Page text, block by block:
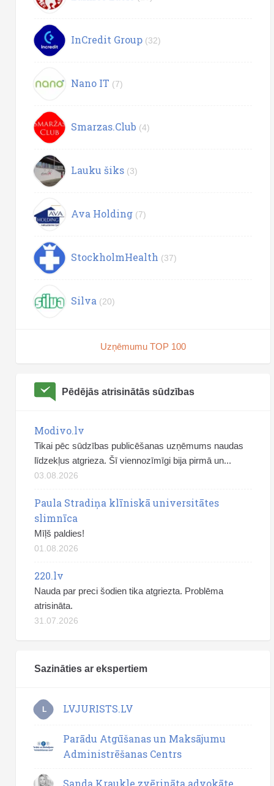
InCredit Group (32)
Nano IT (7)
Smarzas.Club (4)
Lauku šiks (3)
Ava Holding (7)
StockholmHealth (37)
Silva (20)
Uzņēmumu TOP 100
Pēdējās atrisinātās sūdzības
Modivo.lv
Tikai pēc sūdzības publicēšanas uzņēmums naudas
līdzekļus atgrieza. Šī viennozīmīgi bija pirmā un...
03.08.2026
Paula Stradiņa klīniskā universitātes
slimnīca
Mīļš paldies!
01.08.2026
220.lv
Nauda par preci šodien tika atgriezta. Problēma
atrisināta.
31.07.2026
Sazināties ar ekspertiem
L LVJURISTS.LV
Parādu Atgūšanas un Maksājumu
Administrēšanas Centrs
Sanda Kraukle zvērināta advokāte